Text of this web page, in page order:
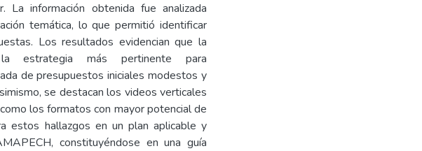
información obtenida fue analizada
temática, lo que permitió identificar
Los resultados evidencian que la
estrategia más pertinente para
de presupuestos iniciales modestos y
se destacan los videos verticales
los formatos con mayor potencial de
estos hallazgos en un plan aplicable y
constituyéndose en una guía